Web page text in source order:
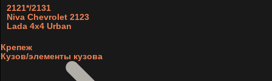
2121*/2131
Niva Chevrolet 2123
Lada 4x4 Urban
Крепеж
Кузов/элементы кузова